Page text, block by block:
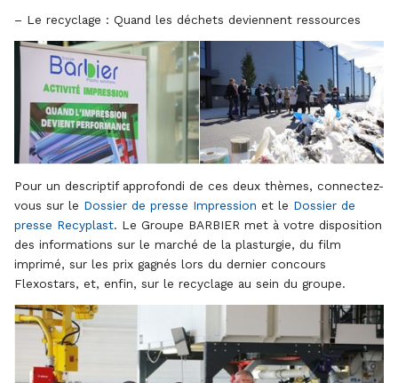
– Le recyclage : Quand les déchets deviennent ressources
Pour un descriptif approfondi de ces deux thèmes, connectez-
vous sur le Dossier de presse Impression et le Dossier de
presse Recyplast. Le Groupe BARBIER met à votre disposition
des informations sur le marché de la plasturgie, du film
imprimé, sur les prix gagnés lors du dernier concours
Flexostars, et, enfin, sur le recyclage au sein du groupe.